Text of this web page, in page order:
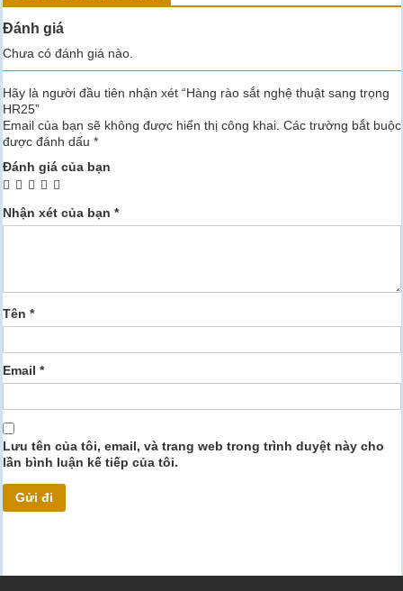
Đánh giá
Chưa có đánh giá nào.
Hãy là người đầu tiên nhận xét “Hàng rào sắt nghệ thuật sang trọng
HR25”
Email của bạn sẽ không được hiển thị công khai. Các trường bắt buộc
được đánh dấu *
Đánh giá của bạn
Nhận xét của bạn *
Tên *
Email *
Lưu tên của tôi, email, và trang web trong trình duyệt này cho
lần bình luận kế tiếp của tôi.